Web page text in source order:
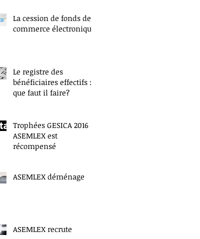
La cession de fonds de
commerce électronique
Le registre des
bénéficiaires effectifs :
que faut il faire?
Trophées GESICA 2016 :
ASEMLEX est
récompensé
ASEMLEX déménage
ASEMLEX recrute